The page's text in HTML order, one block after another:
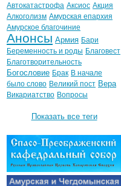
Автокатастрофа Аксиос Акция
Алкоголизм Амурская епархия
Амурское благочиние
Анонсы Армия Бари
Беременность и роды Благовест
Благотворительность
Богословие Брак В начале
было слово Великий пост Вера
Викариатство Вопросы
Показать все теги